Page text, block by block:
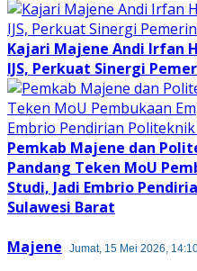
Kajari Majene Andi Irfan
IJS, Perkuat Sinergi
Pemkab Majene dan
Pandang Teken MoU
Studi, Jadi Embrio
Sulawesi Barat
Majene
Jumat, 15 Mei 2026,